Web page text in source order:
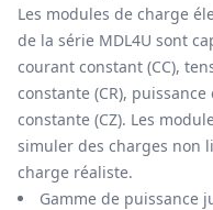
Les modules de charge
de la série MDL4U sont
courant constant (CC),
constante (CR),
constante (CZ). Les
simuler des charges non
charge réaliste.
Gamme de puissance